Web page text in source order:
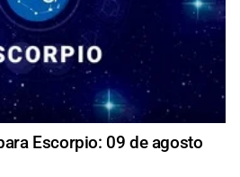
Escorpio: 09 de agosto